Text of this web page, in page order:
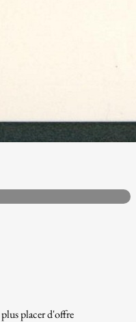
placer d'offre